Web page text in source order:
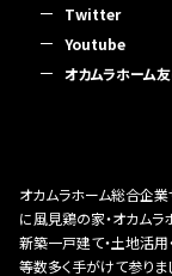
Twitter
Youtube
オカムラホーム
オカムラホーム総合企業
に風見鶏の家・オカム
新築一戸建て・土地活用
等数多く手がけて参り